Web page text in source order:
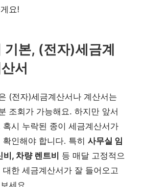
요!
기본, (전자)세금계
서
(전자)세금계산서나 계산서는
조회가 가능해요. 하지만 앞서
혹시 누락된 종이 세금계산서가
인해야 합니다. 특히 사무실 임
, 차량 렌트비
등 매달 고정적으
한 세금계산서가 잘 들어오고
세요.